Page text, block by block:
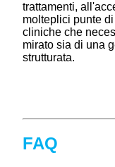
trattamenti,
molteplici punte
cliniche che
mirato sia di una
strutturata.
FAQ